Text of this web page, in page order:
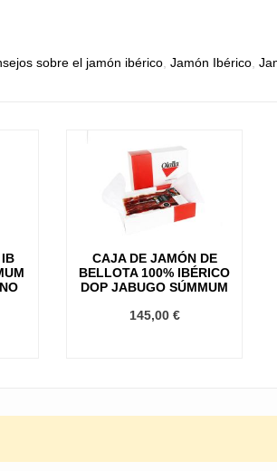
sobre el jamón ibérico Jamón Ibérico
CAJA DE JAMÓN DE
BELLOTA 100% IBÉRICO
DOP JABUGO SÚMMUM
145,00 €